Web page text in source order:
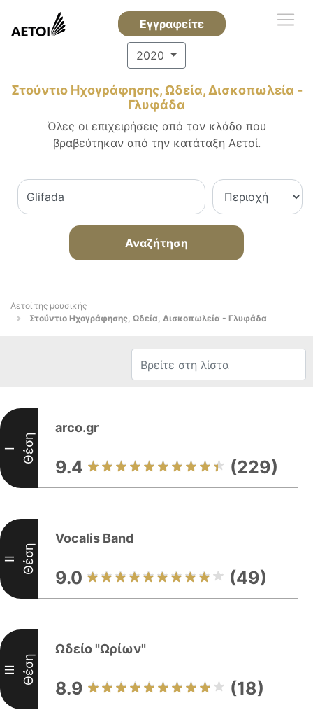
Εγγραφείτε
2020
Στούντιο Ηχογράφησης, Ωδεία, Δισκοπωλεία -
Γλυφάδα
Όλες οι επιχειρήσεις από τον κλάδο που
βραβεύτηκαν από την κατάταξη Αετοί.
Αναζήτηση
Αετοί της μουσικής
Στούντιο Ηχογράφησης, Ωδεία, Δισκοπωλεία - Γλυφάδα
I Θέση
arco.gr
9.4 (229)
II Θέση
Vocalis Band
9.0 (49)
III Θέση
Ωδείο "Ωρίων"
8.9 (18)